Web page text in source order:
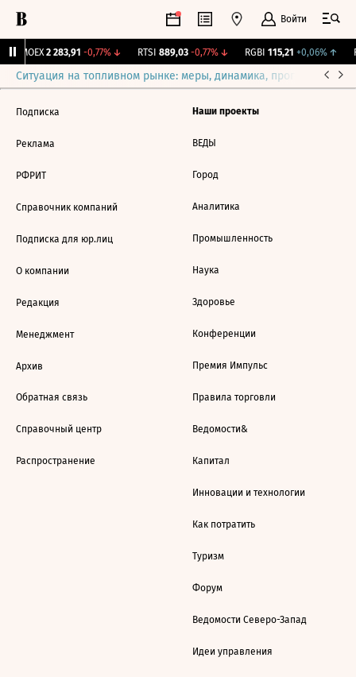
Войти
IMOEX 2 283,91 -0,77%↓ RTSI 889,03 -0,77%↓ RGBI 115,21 +0,06%↑
Ситуация на топливном рынке: меры, динамика, прогнозы
Подписка
Реклама
РФРИТ
Справочник компаний
Подписка для юр.лиц
О компании
Редакция
Менеджмент
Архив
Обратная связь
Справочный центр
Распространение
Наши проекты
ВЕДЫ
Город
Аналитика
Промышленность
Наука
Здоровье
Конференции
Премия Импульс
Правила торговли
Ведомости&
Капитал
Инновации и технологии
Как потратить
Туризм
Форум
Ведомости Северо-Запад
Идеи управления